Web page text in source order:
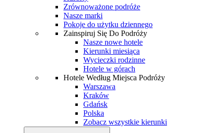
Zrównoważone podróże
Nasze marki
Pokoje do użytku dziennego
Zainspiruj Się Do Podróży
Nasze nowe hotele
Kierunki miesiąca
Wycieczki rodzinne
Hotele w górach
Hotele Według Miejsca Podróży
Warszawa
Kraków
Gdańsk
Polska
Zobacz wszystkie kierunki